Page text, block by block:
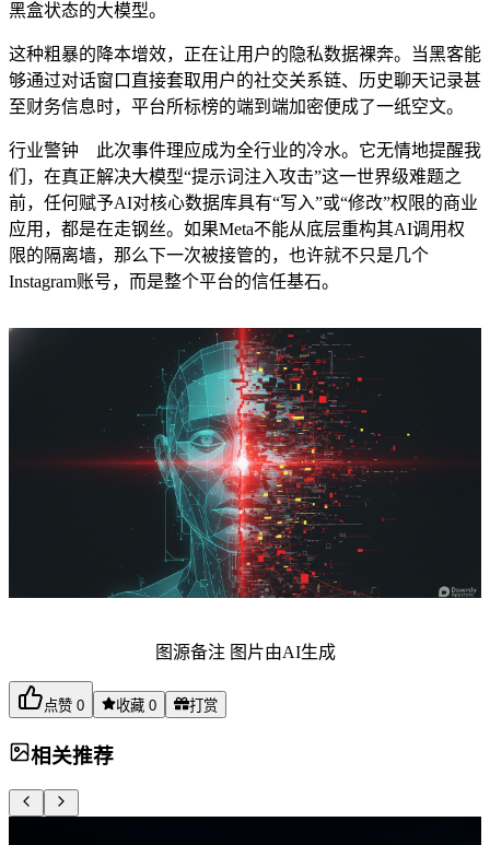
黑盒状态的大模型。
这种粗暴的降本增效，正在让用户的隐私数据裸奔。当黑客能
够通过对话窗口直接套取用户的社交关系链、历史聊天记录甚
至财务信息时，平台所标榜的端到端加密便成了一纸空文。
行业警钟 此次事件理应成为全行业的冷水。它无情地提醒我
们，在真正解决大模型“提示词注入攻击”这一世界级难题之
前，任何赋予AI对核心数据库具有“写入”或“修改”权限的商业
应用，都是在走钢丝。如果Meta不能从底层重构其AI调用权
限的隔离墙，那么下一次被接管的，也许就不只是几个
Instagram账号，而是整个平台的信任基石。
图源备注 图片由AI生成
点赞 0 收藏 0 打赏
相关推荐